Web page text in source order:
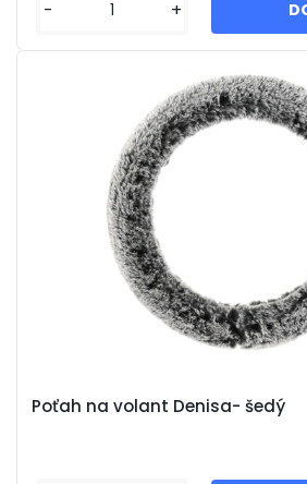
- +
Poťah na volant Denisa- šedý